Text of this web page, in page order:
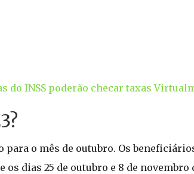
INSS poderão checar taxas
para o mês de outubro. Os
dias 25 de outubro e 8 de novembro